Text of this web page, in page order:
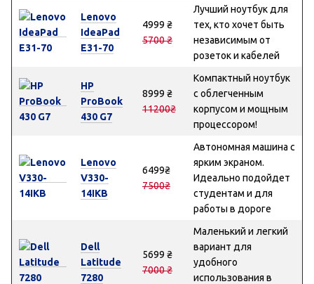
Lenovo
IdeaPad
E31-70
4999 ₴
5700 ₴
Лучший ноутбук для
тех, кто хочет быть
независимым от
розеток и кабелей
HP
ProBook
430 G7
8999 ₴
11200₴
Компактный ноутбук
с облегченным
корпусом и мощным
процессором!
Lenovo
V330-
14IKB
6499₴
7500₴
Автономная машина с
ярким экраном.
Идеально подойдет
студентам и для
работы в дороге
Dell
Latitude
7280
5699 ₴
7000 ₴
Маленький и легкий
вариант для
удобного
использования в